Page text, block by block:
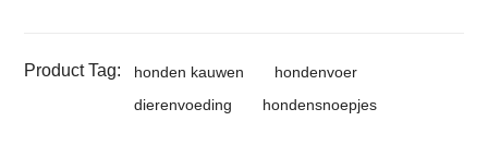
Product Tag: honden kauwen
hondenvoer
dierenvoeding
hondensnoepjes